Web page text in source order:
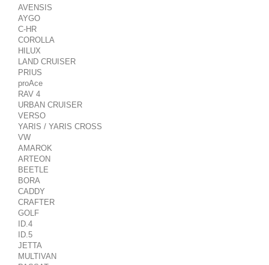
AVENSIS
AYGO
C-HR
COROLLA
HILUX
LAND CRUISER
PRIUS
proAce
RAV 4
URBAN CRUISER
VERSO
YARIS / YARIS CROSS
VW
AMAROK
ARTEON
BEETLE
BORA
CADDY
CRAFTER
GOLF
ID.4
ID.5
JETTA
MULTIVAN